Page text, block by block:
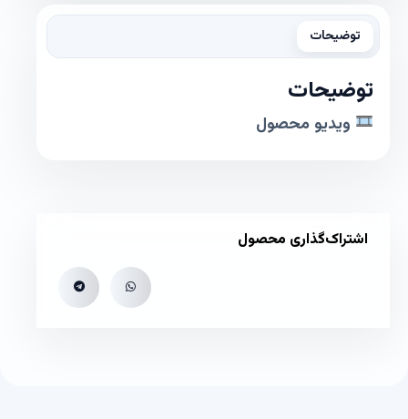
توضیحات
توضیحات
ویدیو محصول
اشتراک‌گذاری محصول